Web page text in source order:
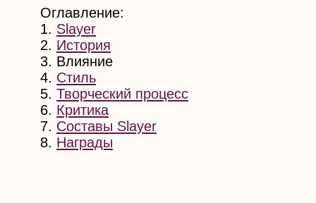
Оглавление:
1. Slayer
2. История
3. Влияние
4. Стиль
5. Творческий процесс
6. Критика
7. Составы Slayer
8. Награды